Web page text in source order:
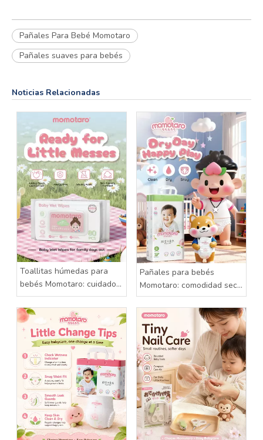
Pañales Para Bebé Momotaro
Pañales suaves para bebés
Noticias Relacionadas
Toallitas húmedas para
bebés Momotaro: cuidado
suave para cada pequeño
desorden
Pañales para bebés
Momotaro: comodidad seca
para cada día feliz